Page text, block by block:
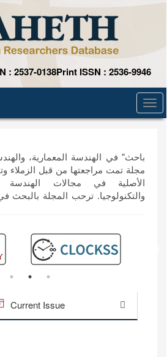
: 2537-0138Print ISSN : 2536-9946
مجلة تمت مراجعتها من قبل الزملاء
الأصلية في مجالات الهندسة
والتكنولوجيا. ترحب المجلة بالبحث
Current Issue